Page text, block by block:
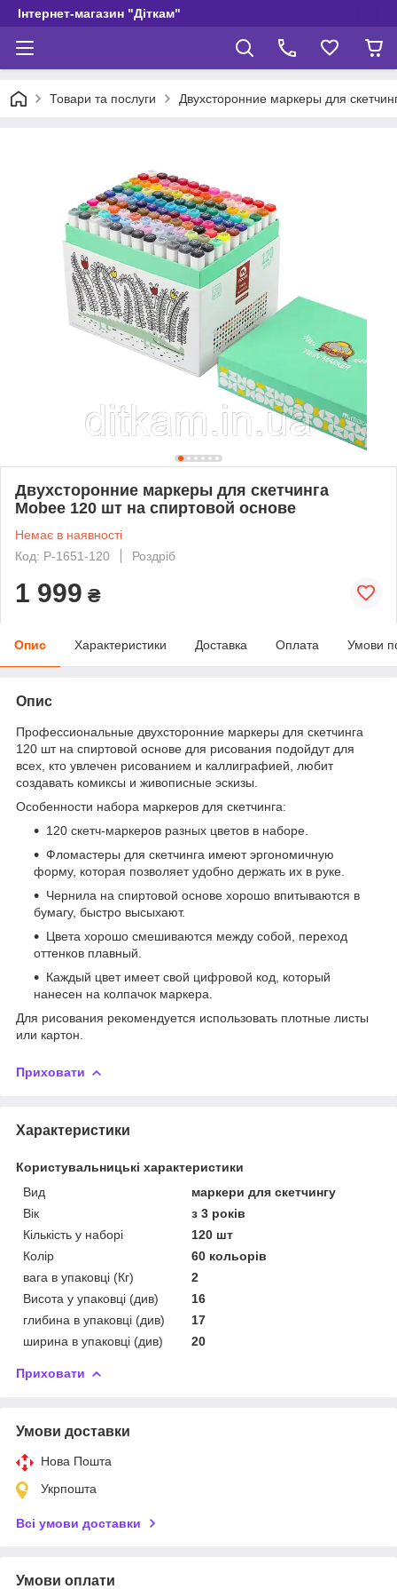
Інтернет-магазин "Діткам"
Товари та послуги Двухсторонние маркеры для
Двухсторонние маркеры для скетчинга
Mobee 120 шт на спиртовой основе
Немає в наявності
Код: P-1651-120
Роздріб
1 999 ₴
Опис Характеристики Доставка Оплата Умови
Опис
Профессиональные двухсторонние маркеры для скетчинга
120 шт на спиртовой основе для рисования подойдут для
всех, кто увлечен рисованием и каллиграфией, любит
создавать комиксы и живописные эскизы.
Особенности набора маркеров для скетчинга:
120 скетч-маркеров разных цветов в наборе.
Фломастеры для скетчинга имеют эргономичную
форму, которая позволяет удобно держать их в руке.
Чернила на спиртовой основе хорошо впитываются в
бумагу, быстро высыхают.
Цвета хорошо смешиваются между собой, переход
оттенков плавный.
Каждый цвет имеет свой цифровой код, который
нанесен на колпачок маркера.
Для рисования рекомендуется использовать плотные листы
или картон.
Приховати
Характеристики
Користувальницькі характеристики
Вид
маркери для скетчингу
Вік
з 3 років
Кількість у наборі
120 шт
Колір
60 кольорів
вага в упаковці (Кг)
2
Висота у упаковці (див)
16
глибина в упаковці (див)
17
ширина в упаковці (див)
20
Приховати
Умови доставки
Нова Пошта
Укрпошта
Всі умови доставки
Умови оплати